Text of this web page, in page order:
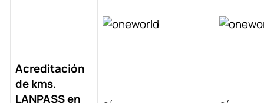
Acreditación
de kms.
LANPASS en